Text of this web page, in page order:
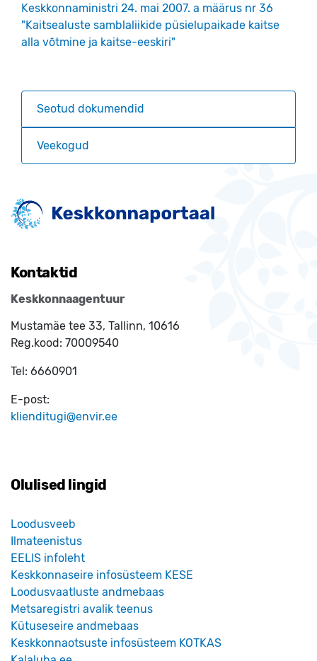
Keskkonnaministri 24. mai 2007. a määrus nr 36
"Kaitsealuste samblaliikide püsielupaikade kaitse
alla võtmine ja kaitse-eeskiri"
Seotud dokumendid
Veekogud
Kontaktid
Keskkonnaagentuur
Mustamäe tee 33, Tallinn, 10616
Reg.kood: 70009540
Tel: 6660901
E-post:
klienditugi@envir.ee
Olulised lingid
Loodusveeb
Ilmateenistus
EELIS infoleht
Keskkonnaseire infosüsteem KESE
Loodusvaatluste andmebaas
Metsaregistri avalik teenus
Kütuseseire andmebaas
Keskkonnaotsuste infosüsteem KOTKAS